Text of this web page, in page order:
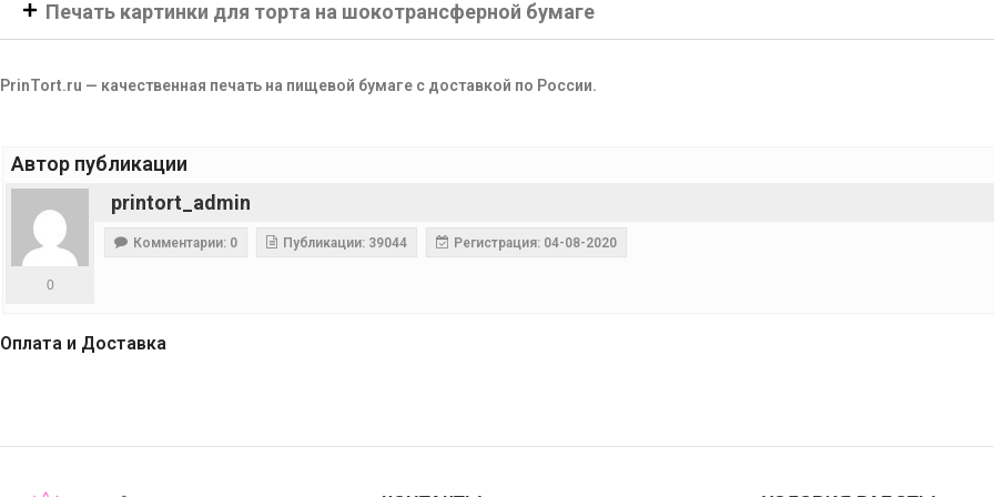
Печать картинки для торта на шокотрансферной бумаге
PrinTort.ru — качественная печать на пищевой бумаге с доставкой по России.
Автор публикации
printort_admin
0
Комментарии: 0 Публикации: 39044 Регистрация: 04-08-2020
Оплата и Доставка